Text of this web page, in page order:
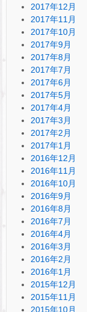
2017年12月
2017年11月
2017年10月
2017年9月
2017年8月
2017年7月
2017年6月
2017年5月
2017年4月
2017年3月
2017年2月
2017年1月
2016年12月
2016年11月
2016年10月
2016年9月
2016年8月
2016年7月
2016年4月
2016年3月
2016年2月
2016年1月
2015年12月
2015年11月
2015年10月